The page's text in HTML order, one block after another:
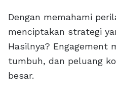
Dengan memahami
menciptakan strategi
Hasilnya? Engagement
tumbuh, dan peluang
besar.